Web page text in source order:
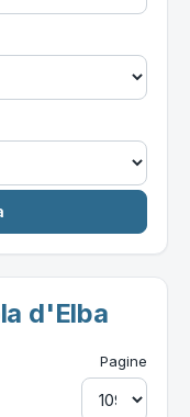
d'Elba
Pagine